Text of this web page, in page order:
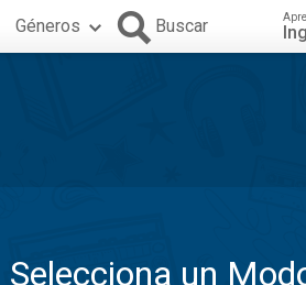
Géneros Buscar
Selecciona un